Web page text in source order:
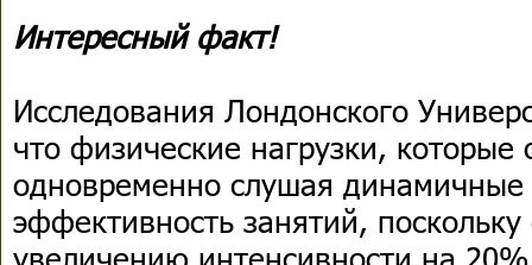
Интересный факт!
Исследования Лондонского
что физические нагрузки, которые
одновременно слушая
эффективность занятий, поскольку